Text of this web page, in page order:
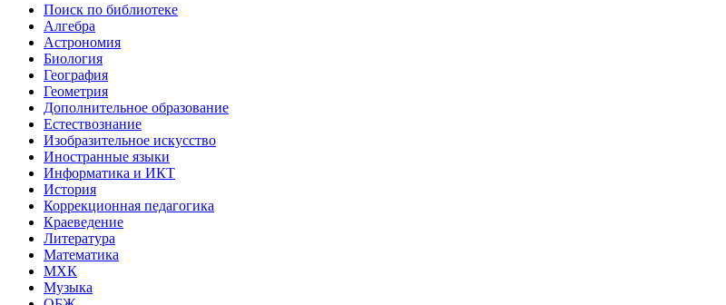
Поиск по библиотеке
Алгебра
Астрономия
Биология
География
Геометрия
Дополнительное образование
Естествознание
Изобразительное искусство
Иностранные языки
Информатика и ИКТ
История
Коррекционная педагогика
Краеведение
Литература
Математика
МХК
Музыка